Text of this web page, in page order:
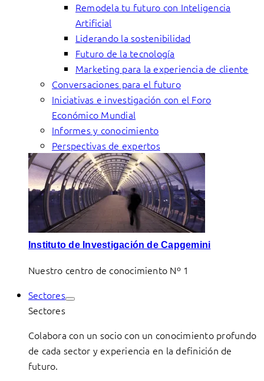
Remodela tu futuro con Inteligencia
Artificial
Liderando la sostenibilidad
Futuro de la tecnología
Marketing para la experiencia de cliente
Conversaciones para el futuro
Iniciativas e investigación con el Foro
Económico Mundial
Informes y conocimiento
Perspectivas de expertos
Instituto de Investigación de Capgemini
Nuestro centro de conocimiento Nº 1
Sectores
Sectores
Colabora con un socio con un conocimiento profundo
de cada sector y experiencia en la definición de
futuro.